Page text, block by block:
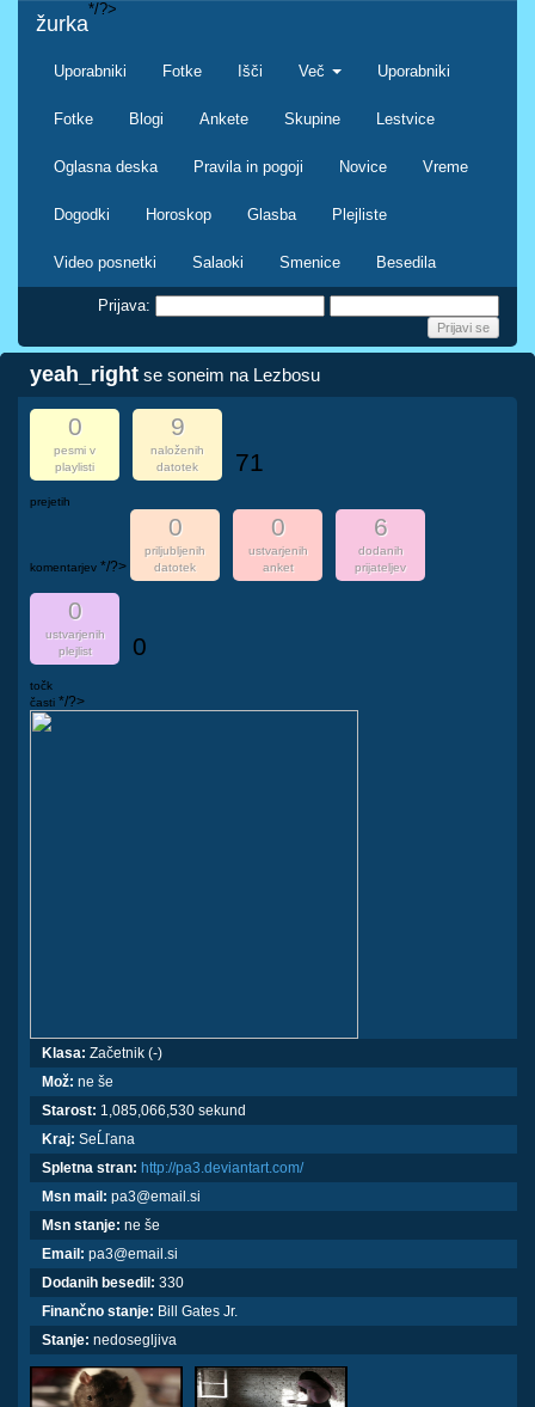
žurka
Uporabniki Fotke Išči Več Uporabniki
Fotke Blogi Ankete Skupine Lestvice
Oglasna deska Pravila in pogoji Novice Vreme
Dogodki Horoskop Glasba Plejliste
Video posnetki Salaoki Smenice Besedila
*/?>
Prijava:
yeah_right se soneim na Lezbosu
0
pesmi v
playlisti
9
naloženih
datotek
71
prejetih
komentarjev */?>
0
priljubljenih
datotek
0
ustvarjenih
anket
6
dodanih
prijateljev
0
ustvarjenih
plejlist
0
točk
časti */?>
Klasa: Začetnik (-)
Mož: ne še
Starost: 1,085,066,530 sekund
Kraj: SeĹľana
Spletna stran: http://pa3.deviantart.com/
Msn mail: pa3@email.si
Msn stanje: ne še
Email: pa3@email.si
Dodanih besedil: 330
Finančno stanje: Bill Gates Jr.
Stanje: nedosegljiva